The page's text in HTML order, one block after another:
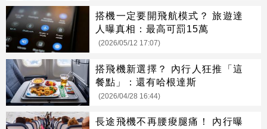
搭機一定要開飛航模式？ 旅遊達
人曝真相：最高可罰15萬
(2026/05/12 17:07)
搭飛機新選擇？ 內行人狂推「這
餐點」：還有哈根達斯
(2026/04/28 16:44)
長途飛機不再腰痠腿痛！ 內行曝